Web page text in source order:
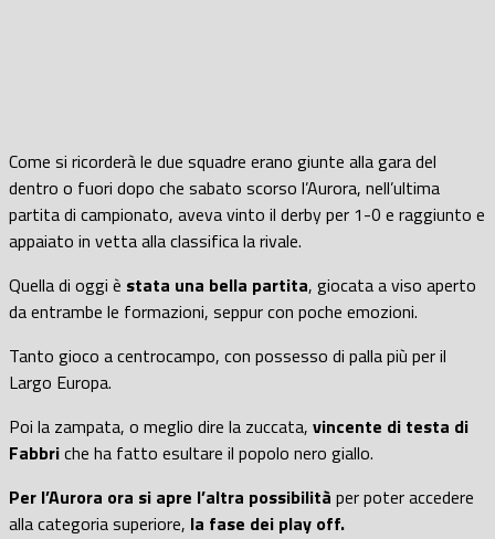
Come si ricorderà le due squadre erano giunte alla gara del
dentro o fuori dopo che sabato scorso l’Aurora, nell’ultima
partita di campionato, aveva vinto il derby per 1-0 e raggiunto e
appaiato in vetta alla classifica la rivale.
Quella di oggi è stata una bella partita, giocata a viso aperto
da entrambe le formazioni, seppur con poche emozioni.
Tanto gioco a centrocampo, con possesso di palla più per il
Largo Europa.
Poi la zampata, o meglio dire la zuccata, vincente di testa di
Fabbriche ha fatto esultare il popolo nero giallo.
Per l’Aurora ora si apre l’altra possibilità per poter accedere
alla categoria superiore, la fase dei play off.